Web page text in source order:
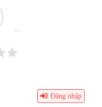
Đăng nhập